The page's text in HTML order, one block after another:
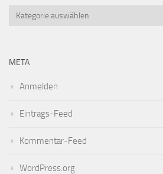
Beiträge
META
Anmelden
Eintrags-Feed
Kommentar-Feed
WordPress.org